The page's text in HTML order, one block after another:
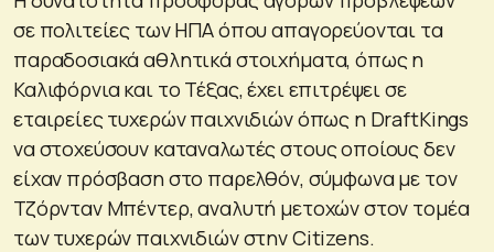
σε πολιτείες των ΗΠΑ όπου απαγορεύονται τα
παραδοσιακά αθλητικά στοιχήματα, όπως η
Καλιφόρνια και το Τέξας, έχει επιτρέψει σε
εταιρείες τυχερών παιχνιδιών όπως η DraftKings
να στοχεύσουν καταναλωτές στους οποίους δεν
είχαν πρόσβαση στο παρελθόν, σύμφωνα με τον
Τζόρνταν Μπέντερ, αναλυτή μετοχών στον τομέα
των τυχερών παιχνιδιών στην Citizens.